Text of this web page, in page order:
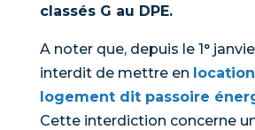
classés G au DPE.
A noter que, depuis le 1°
interdit de mettre en
logement dit passoire
Cette interdiction concerne